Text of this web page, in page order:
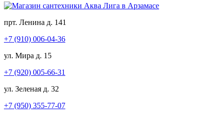
прт. Ленина д. 141
+7 (910) 006-04-36
ул. Мира д. 15
+7 (920) 005-66-31
ул. Зеленая д. 32
+7 (950) 355-77-07